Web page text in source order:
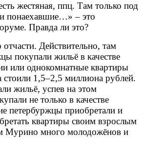
жестяная, ппц. Там только под
понаехавшие…» – это
Правда ли это?
Действительно, там
покупали жильё в качестве
или однокомнатные квартиры
стоили 1,5–2,5 миллиона рублей.
жильё, успев на этом
не только в качестве
петербуржцы приобретали и
квартиры своим взрослым
Мурино много молодожёнов и